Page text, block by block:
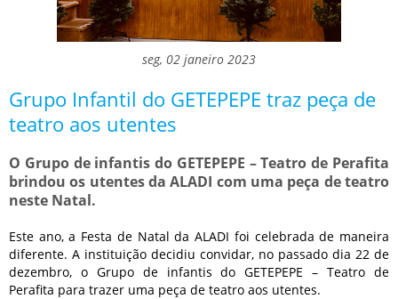
seg, 02 janeiro 2023
Grupo Infantil do GETEPEPE traz peça de
teatro aos utentes
O Grupo de infantis do GETEPEPE – Teatro de Perafita
brindou os utentes da ALADI com uma peça de teatro
neste Natal.
Este ano, a Festa de Natal da ALADI foi celebrada de maneira
diferente. A instituição decidiu convidar, no passado dia 22 de
dezembro, o Grupo de infantis do GETEPEPE – Teatro de
Perafita para trazer uma peça de teatro aos utentes.